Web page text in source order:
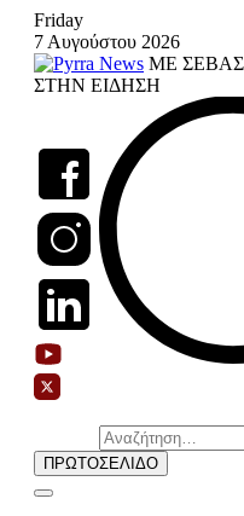
Skip
content
Friday
7 Αυγούστου 2026
ΜΕ
ΣΤΗΝ ΕΙΔΗΣΗ
Αναζήτηση
για:
ΠΡΩΤΟΣΕΛΙΔΟ